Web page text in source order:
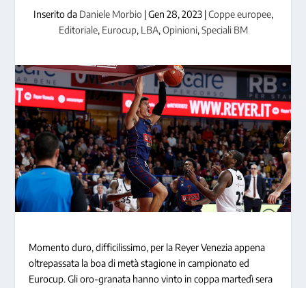
Inserito da Daniele Morbio |Gen 28, 2023|Coppe europee,
Editoriale, Eurocup, LBA, Opinioni, Speciali BM
Momento duro, difficilissimo, per la Reyer Venezia appena
oltrepassata la boa di metà stagione in campionato ed
Eurocup. Gli oro-granata hanno vinto in coppa martedì sera